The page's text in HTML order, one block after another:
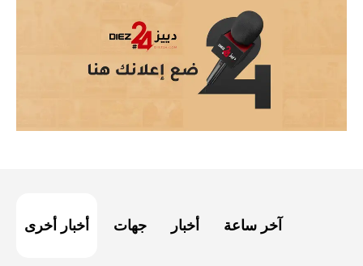
أخبار أخرى جهات أخبار آخر ساعة